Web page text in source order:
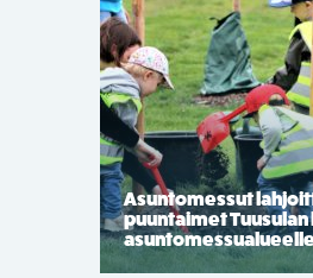
Asuntomessut
puuntaimet